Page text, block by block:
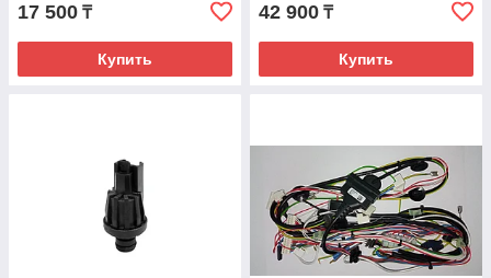
17 500 ₸
Купить
42 900 ₸
Купить